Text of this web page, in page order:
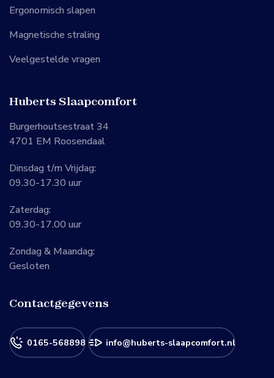
Ergonomisch slapen
Magnetische straling
Veelgestelde vragen
Huberts Slaapcomfort
Burgerhoutsestraat 34
4701 EM Roosendaal
Dinsdag t/m Vrijdag:
09.30-17.30 uur
Zaterdag:
09.30-17.00 uur
Zondag & Maandag:
Gesloten
Contactgegevens
0165-568898 info@huberts-slaapcomfort.nl